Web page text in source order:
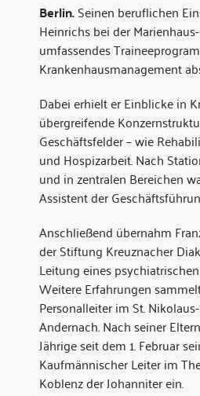
Berlin.Seinen beruflichen
Heinrichs bei der
umfassendes
Krankenhausmanagement
Dabei erhielt er Einblicke in
übergreifende
Geschäftsfelder – wie
und Hospizarbeit. Nach
und in zentralen Bereichen
Assistent der
Anschließend übernahm
der Stiftung Kreuznacher
Leitung eines
Weitere Erfahrungen
Personalleiter im St.
Andernach. Nach seiner
Jährige seit dem 1. Februar
Kaufmännischer Leiter im
Koblenz der Johanniter ein.